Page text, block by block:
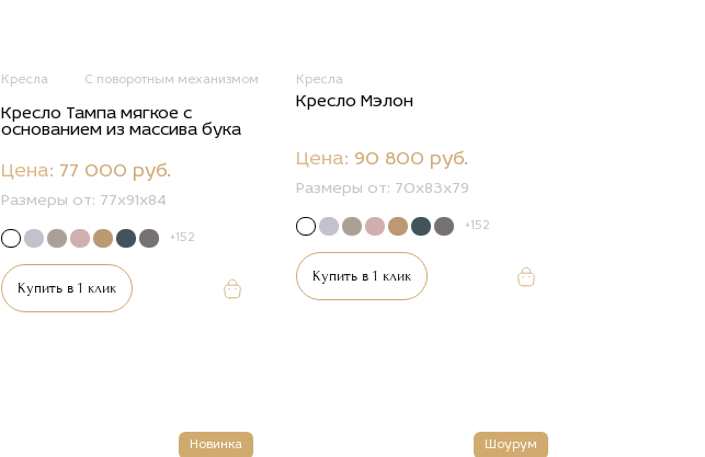
Кресла С поворотным механизмом
Кресло Тампа мягкое с
основанием из массива бука
Цена: 77 000 руб.
Размеры от: 77x91x84
+152
Купить в 1 клик
Кресла
Кресло Мэлон
Цена: 90 800 руб.
Размеры от: 70x83x79
+152
Купить в 1 клик
Новинка Шоурум